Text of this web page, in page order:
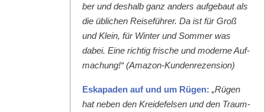
ber und deshalb ganz anders aufge­baut als
die üblichen Reise­führer. Da ist für Groß
und Klein, für Win­ter und Som­mer was
dabei. Eine richtig frische und mod­erne Auf­
machung!“ (Ama­zon-Kun­den­rezen­sion)
Eska­paden auf und um Rügen: „Rügen
hat neben den Krei­de­felsen und den Traum­